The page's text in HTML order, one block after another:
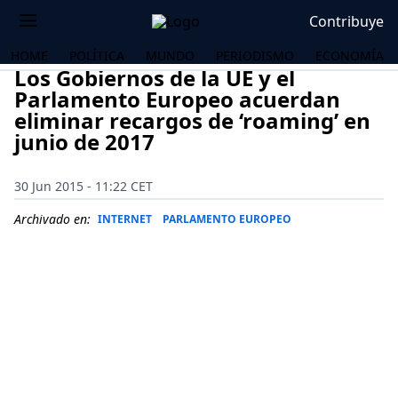
Contribuye
HOME POLÍTICA MUNDO PERIODISMO ECONOMÍA
Los Gobiernos de la UE y el
Parlamento Europeo acuerdan
eliminar recargos de ‘roaming’ en
junio de 2017
30 Jun 2015 - 11:22 CET
Archivado en: INTERNET PARLAMENTO EUROPEO